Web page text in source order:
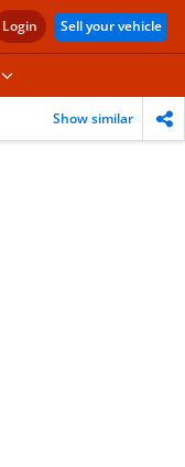
Login Sell your vehicle
Show similar